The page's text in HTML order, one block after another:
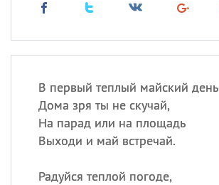
В первый теплый майский день
Дома зря ты не скучай,
На парад или на площадь
Выходи и май встречай.
Радуйся теплой погоде,